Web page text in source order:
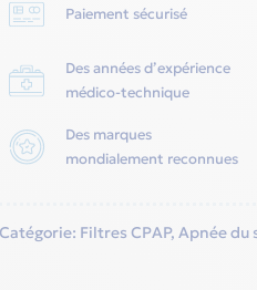
pièce)
Philips
Paiement sécurisé
Des années d’expérience
médico-technique
Des marques
mondialement reconnues
Catégorie: Filtres CPAP, Apnée du